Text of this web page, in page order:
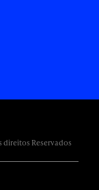
direitos Reservados